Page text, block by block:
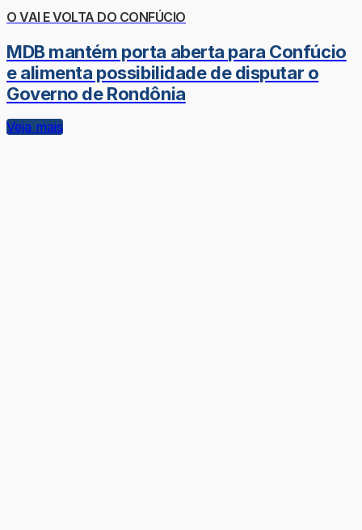
O VAI E VOLTA DO CONFÚCIO
MDB mantém porta aberta para Confúcio
e alimenta possibilidade de disputar o
Governo de Rondônia
Veja mais